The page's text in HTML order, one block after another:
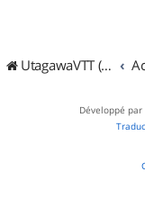
UtagawaVTT (Randos VTT et VTTAE avec traces GPS)
Développé par